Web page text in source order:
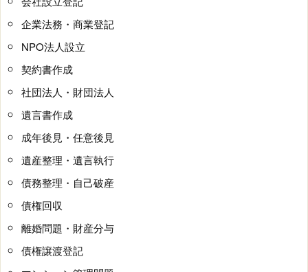
企業法務・商業登記
NPO法人設立
契約書作成
社団法人・財団法人
遺言書作成
成年後見・任意後見
遺産整理・遺言執行
債務整理・自己破産
債権回収
離婚問題・財産分与
債権譲渡登記